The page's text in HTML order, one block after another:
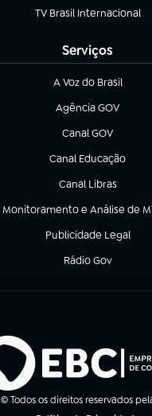
TV Brasil Internacional
(abre em nova aba)
Serviços
A Voz do Brasil
(abre em nova aba)
Agência GOV
(abre em nova aba)
Canal GOV
(abre em nova aba)
Canal Educação
(abre em nova aba)
Canal Libras
(abre em nova aba)
Monitoramento e Análise de
(abre em nova aba)
Publicidade Legal
(abre em nova aba)
Rádio Gov
(abre em nova aba)
© Todos os direitos reservados